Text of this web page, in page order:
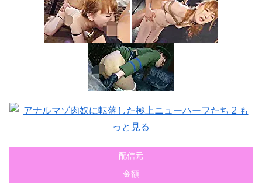
配信元
金額